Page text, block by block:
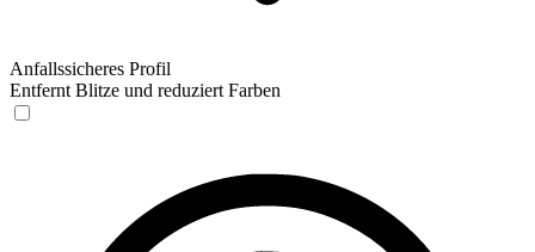
Anfallssicheres Profil
Entfernt Blitze und reduziert Farben